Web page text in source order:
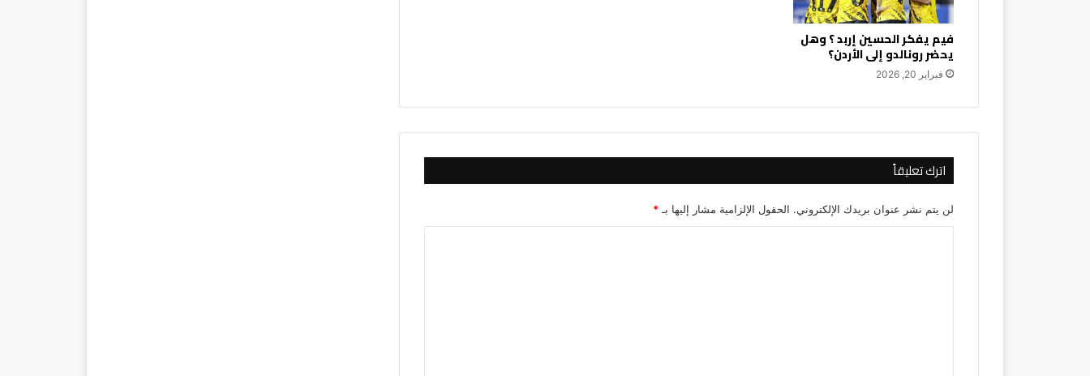
فيم يفكر الحسين إربد ؟ وهل
يحضر رونالدو إلى الأردن؟
فبراير 20, 2026
اترك تعليقاً
لن يتم نشر عنوان بريدك الإلكتروني. الحقول الإلزامية مشار إليها بـ*